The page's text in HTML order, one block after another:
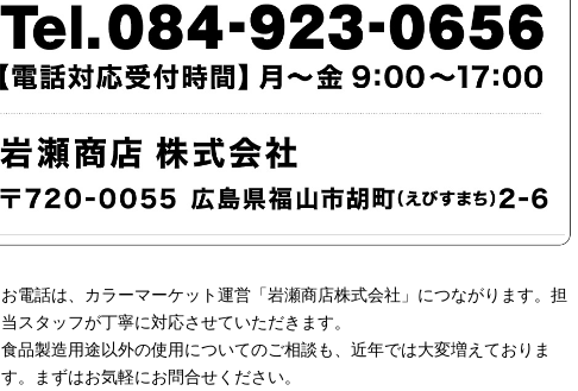
お電話は、カラーマーケット運営「岩瀬商店株式会社」につながります。担
当スタッフが丁寧に対応させていただきます。
食品製造用途以外の使用についてのご相談も、近年では大変増えておりま
す。まずはお気軽にお問合せください。